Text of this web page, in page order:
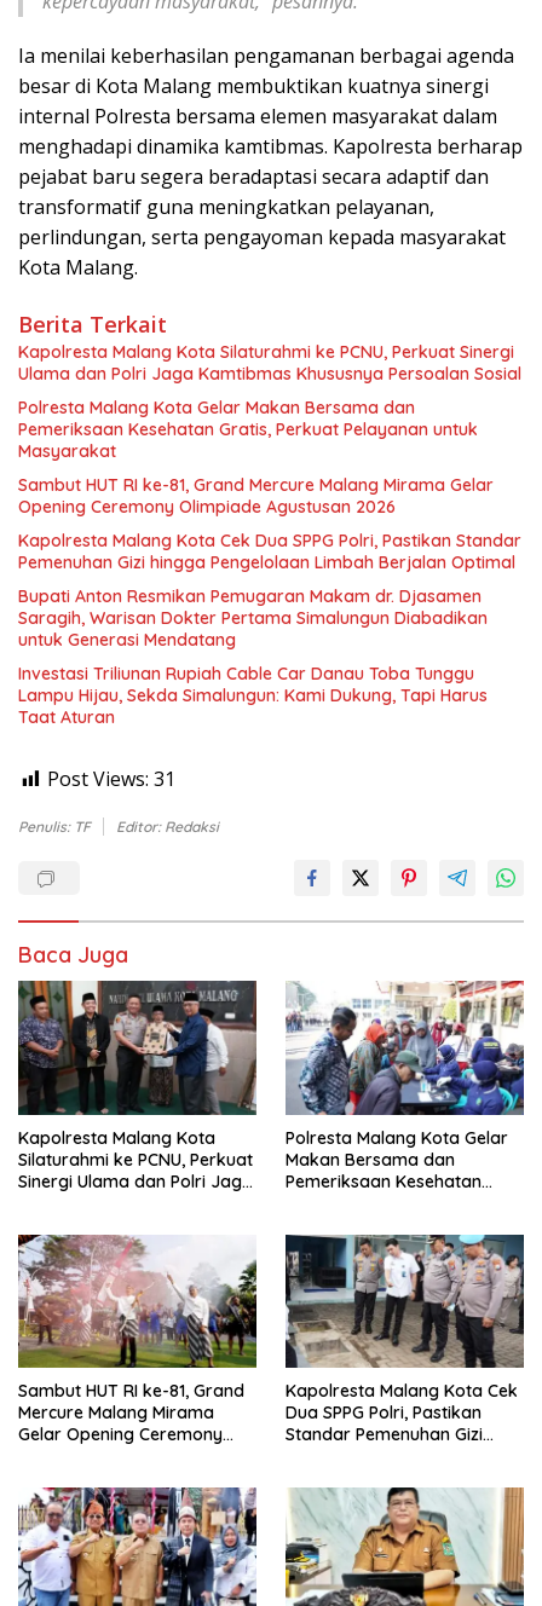
Ia menilai keberhasilan pengamanan berbagai agenda
besar di Kota Malang membuktikan kuatnya sinergi
internal Polresta bersama elemen masyarakat dalam
menghadapi dinamika kamtibmas. Kapolresta berharap
pejabat baru segera beradaptasi secara adaptif dan
transformatif guna meningkatkan pelayanan,
perlindungan, serta pengayoman kepada masyarakat
Kota Malang.
Berita Terkait
Kapolresta Malang Kota Silaturahmi ke PCNU, Perkuat Sinergi
Ulama dan Polri Jaga Kamtibmas Khususnya Persoalan Sosial
Polresta Malang Kota Gelar Makan Bersama dan
Pemeriksaan Kesehatan Gratis, Perkuat Pelayanan untuk
Masyarakat
Sambut HUT RI ke-81, Grand Mercure Malang Mirama Gelar
Opening Ceremony Olimpiade Agustusan 2026
Kapolresta Malang Kota Cek Dua SPPG Polri, Pastikan Standar
Pemenuhan Gizi hingga Pengelolaan Limbah Berjalan Optimal
Bupati Anton Resmikan Pemugaran Makam dr. Djasamen
Saragih, Warisan Dokter Pertama Simalungun Diabadikan
untuk Generasi Mendatang
Investasi Triliunan Rupiah Cable Car Danau Toba Tunggu
Lampu Hijau, Sekda Simalungun: Kami Dukung, Tapi Harus
Taat Aturan
Post Views: 31
Penulis: TF Editor: Redaksi
Baca Juga
Kapolresta Malang Kota
Silaturahmi ke PCNU, Perkuat
Sinergi Ulama dan Polri Jaga
Polresta Malang Kota Gelar
Makan Bersama dan
Pemeriksaan Kesehatan
Sambut HUT RI ke-81, Grand
Mercure Malang Mirama
Gelar Opening Ceremony
Kapolresta Malang Kota Cek
Dua SPPG Polri, Pastikan
Standar Pemenuhan Gizi